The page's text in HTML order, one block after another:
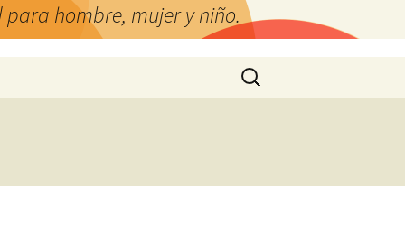
hombre, mujer y niño.
Buscar: